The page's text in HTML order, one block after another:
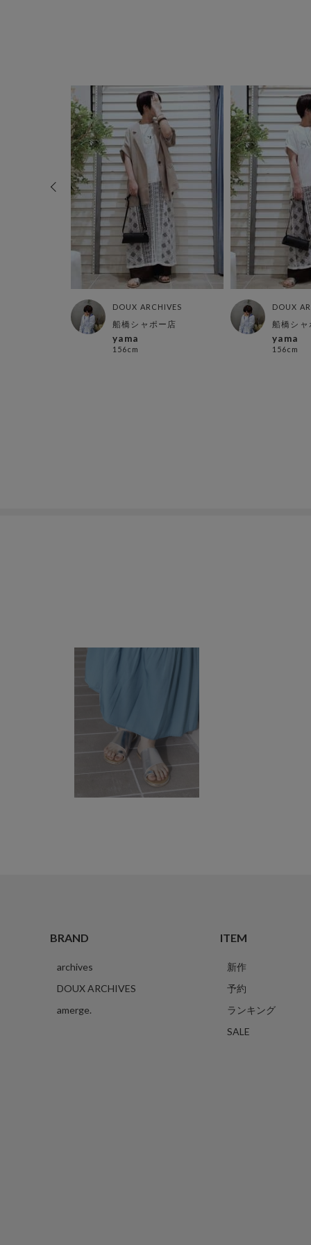
DOUX ARCHIVES
船橋シャポー店
yama
156cm
DOUX
船橋シャ
yama
156cm
BRAND
archives
DOUX ARCHIVES
amerge.
ITEM
新作
予約
ランキング
SALE